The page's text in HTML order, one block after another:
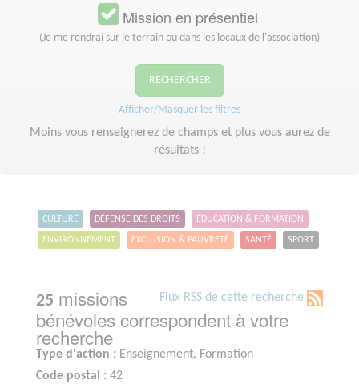
Mission en présentiel
(Je me rendrai sur le terrain ou dans les locaux de l'association)
RECHERCHER
Afficher/Masquer les filtres
Moins vous renseignerez de champs et plus vous aurez de
résultats !
CULTURE DÉFENSE DES DROITS ÉDUCATION & FORMATION
ENVIRONNEMENT EXCLUSION & PAUVRETÉ SANTÉ SPORT
Flux RSS de cette recherche
25 missions
bénévoles correspondent à votre
recherche
Type d'action : Enseignement, Formation
Code postal : 42